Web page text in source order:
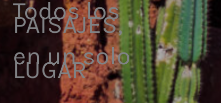
Todos los
PAISAJES,
en un solo
LUGAR